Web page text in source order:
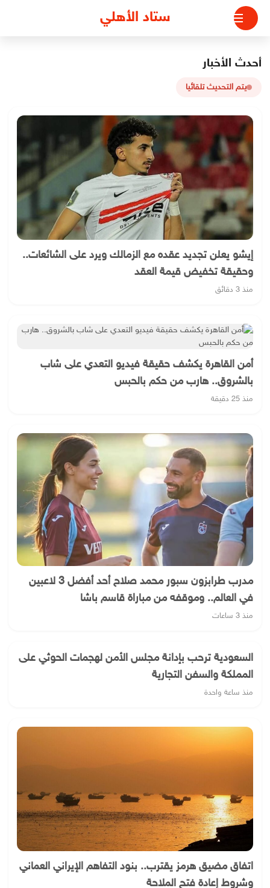
التجاوز
المحتوى
ستاد الأهلي
أحدث الأخبار
يتم التحديث تلقائيا
إيشو يعلن تجديد عقده مع الزمالك ويرد على الشائعات..
وحقيقة تخفيض قيمة العقد
منذ 3 دقائق
أمن القاهرة يكشف حقيقة فيديو التعدي على شاب
بالشروق.. هارب من حكم بالحبس
منذ 25 دقيقة
مدرب طرابزون سبور محمد صلاح أحد أفضل 3 لاعبين
في العالم.. وموقفه من مباراة قاسم باشا
منذ 3 ساعات
السعودية ترحب بإدانة مجلس الأمن لهجمات الحوثي على
المملكة والسفن التجارية
منذ ساعة واحدة
اتفاق مضيق هرمز يقترب.. بنود التفاهم الإيراني العماني
وشروط إعادة فتح الملاحة